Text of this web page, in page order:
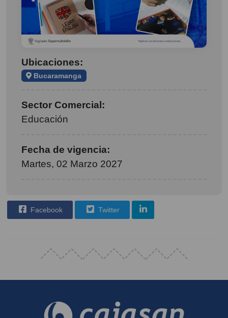
Ubicaciones:
Bucaramanga
Sector Comercial:
Educación
Fecha de vigencia:
Martes, 02 Marzo 2027
Facebook Twitter